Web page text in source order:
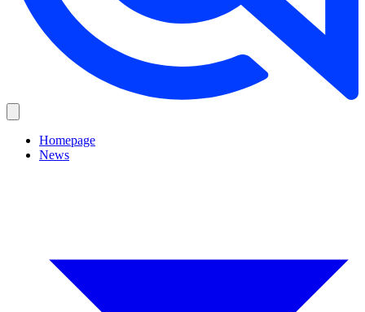
Homepage
News